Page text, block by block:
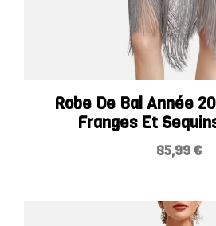
Robe De Bal Année
Franges Et
85,99 €